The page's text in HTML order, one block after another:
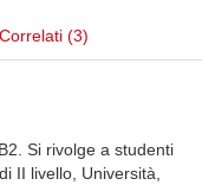
(3)
Si rivolge a studenti
II livello, Università,